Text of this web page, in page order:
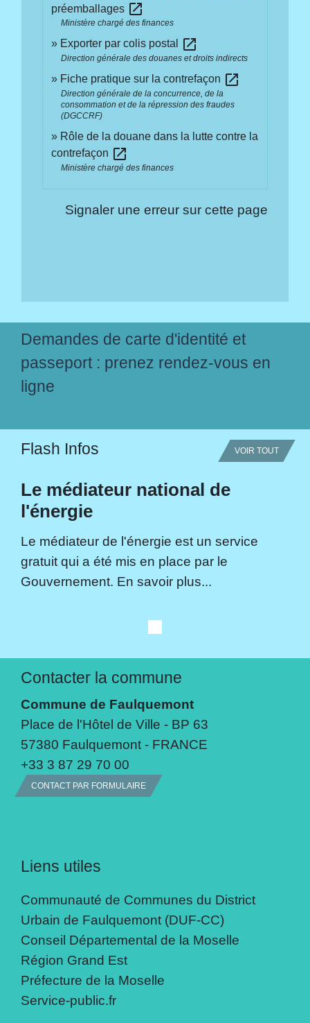
préemballages open_in_new
Ministère chargé des finances
Exporter par colis postal open_in_new
Direction générale des douanes et droits indirects
Fiche pratique sur la contrefaçon open_in_new
Direction générale de la concurrence, de la
consommation et de la répression des fraudes
(DGCCRF)
Rôle de la douane dans la lutte contre la
contrefaçon open_in_new
Ministère chargé des finances
Signaler une erreur sur cette page
Demandes de carte d'identité et
passeport : prenez rendez-vous en
ligne
Flash Infos VOIR TOUT
Le médiateur national de
l'énergie
Le médiateur de l'énergie est un service
gratuit qui a été mis en place par le
Gouvernement. En savoir plus...
Contacter la commune
Commune de Faulquemont
Place de l'Hôtel de Ville - BP 63
57380 Faulquemont - FRANCE
+33 3 87 29 70 00
CONTACT PAR FORMULAIRE
Liens utiles
Communauté de Communes du District
Urbain de Faulquemont (DUF-CC)
Conseil Départemental de la Moselle
Région Grand Est
Préfecture de la Moselle
Service-public.fr